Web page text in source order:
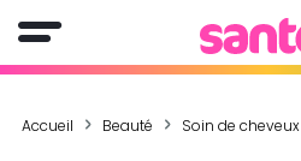
Accueil Beauté Soin de cheveux